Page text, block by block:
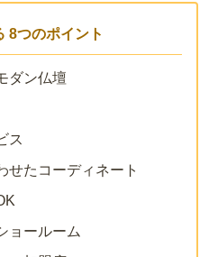
8つのポイント
ダン仏壇
ス
せたコーディネート
ョールーム